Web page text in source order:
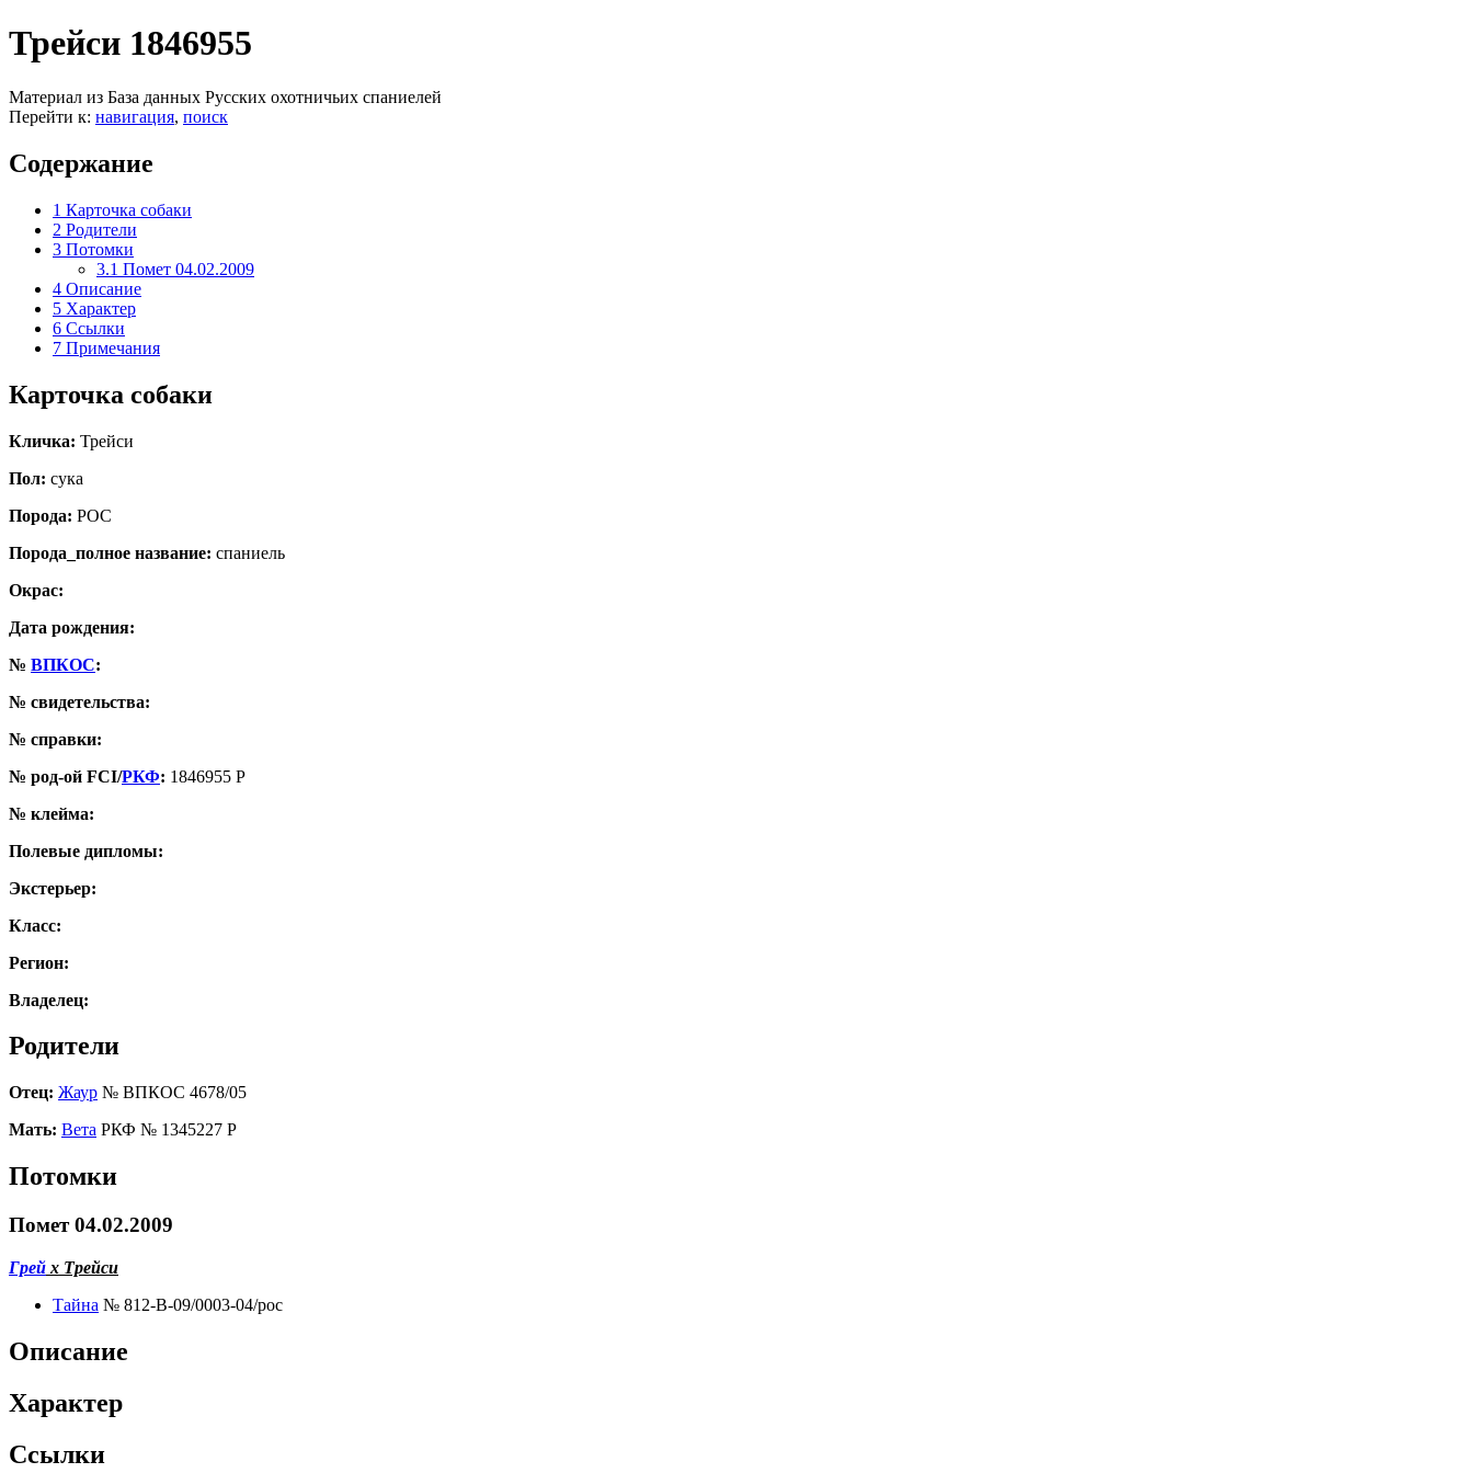
Трейси 1846955
Материал из База данных Русских охотничьих спаниелей
Перейти к: навигация, поиск
Содержание
1 Карточка собаки
2 Родители
3 Потомки
3.1 Помет 04.02.2009
4 Описание
5 Характер
6 Ссылки
7 Примечания
Карточка собаки
Кличка: Трейси
Пол: сука
Порода: РОС
Порода_полное название: спаниель
Окрас:
Дата рождения:
№ ВПКОС:
№ свидетельства:
№ справки:
№ род-ой FCI/РКФ: 1846955 Р
№ клейма:
Полевые дипломы:
Экстерьер:
Класс:
Регион:
Владелец:
Родители
Отец: Жаур № ВПКОС 4678/05
Мать: Вета РКФ № 1345227 Р
Потомки
Помет 04.02.2009
Грей х Трейси
Тайна № 812-В-09/0003-04/рос
Описание
Характер
Ссылки